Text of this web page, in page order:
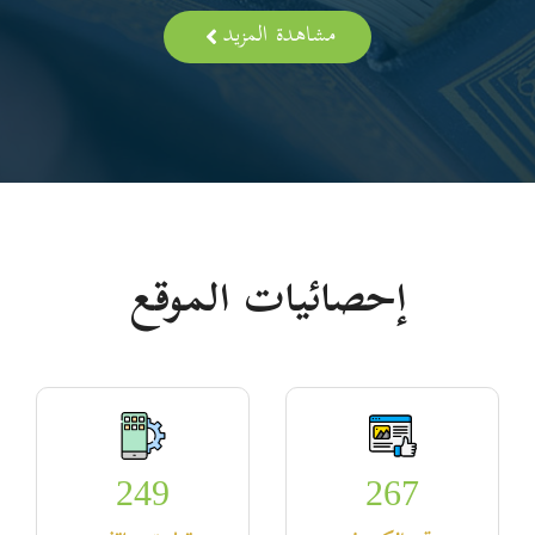
مشاهدة المزيد
إحصائيات الموقع
267
249